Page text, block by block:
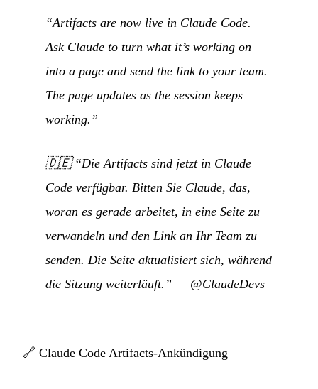
“Artifacts are now live in Claude Code.
Ask Claude to turn what it’s working on
into a page and send the link to your team.
The page updates as the session keeps
working.”
🇩🇪“Die Artifacts sind jetzt in Claude
Code verfügbar. Bitten Sie Claude, das,
woran es gerade arbeitet, in eine Seite zu
verwandeln und den Link an Ihr Team zu
senden. Die Seite aktualisiert sich, während
die Sitzung weiterläuft.” — @ClaudeDevs
🔗 Claude Code Artifacts-Ankündigung